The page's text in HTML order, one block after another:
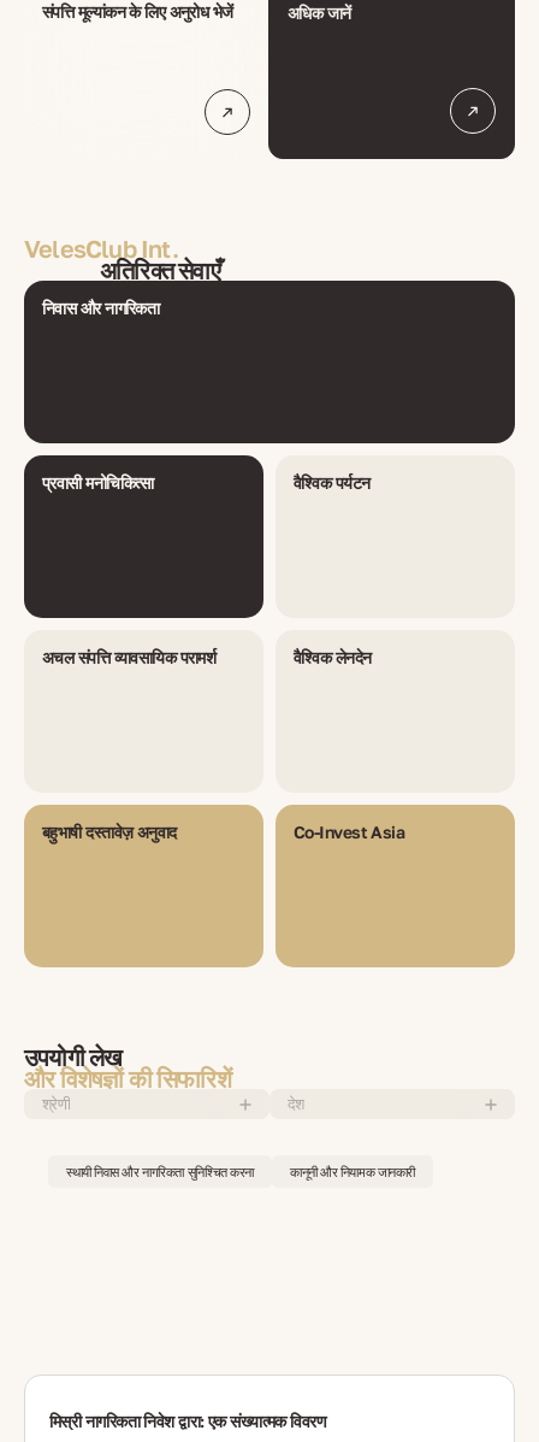
संपत्ति मूल्यांकन के लिए अनुरोध भेजें अधिक जानें
VelesClub Int.
अतिरिक्त सेवाएँ
निवास और नागरिकता
प्रवासी मनोचिकित्सा वैश्विक पर्यटन
अचल संपत्ति व्यावसायिक परामर्श वैश्विक लेनदेन
बहुभाषी दस्तावेज़ अनुवाद Co-Invest Asia
उपयोगी लेख
और विशेषज्ञों की सिफारिशें
श्रेणी देश
स्थायी निवास और नागरिकता सुनिश्चित करना कानूनी और नियामक जानकारी
मिस्री नागरिकता निवेश द्वारा: एक संख्यात्मक विवरण